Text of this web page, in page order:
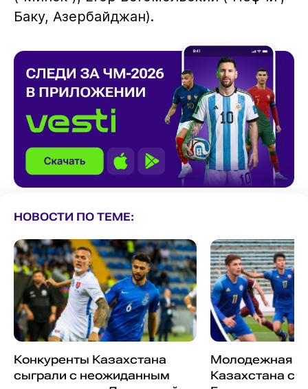
Баку, Азербайджан).
НОВОСТИ ПО ТЕМЕ:
Конкуренты Казахстана
сыграли с неожиданным
Молодежная
Казахстана